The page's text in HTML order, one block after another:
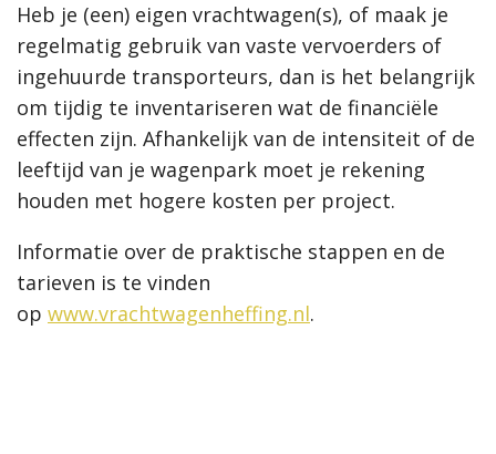
Heb je (een) eigen vrachtwagen(s), of maak je
regelmatig gebruik van vaste vervoerders of
ingehuurde transporteurs, dan is het belangrijk
om tijdig te inventariseren wat de financiële
effecten zijn. Afhankelijk van de intensiteit of de
leeftijd van je wagenpark moet je rekening
houden met hogere kosten per project.
Informatie over de praktische stappen en de
tarieven is te vinden
op www.vrachtwagenheffing.nl.